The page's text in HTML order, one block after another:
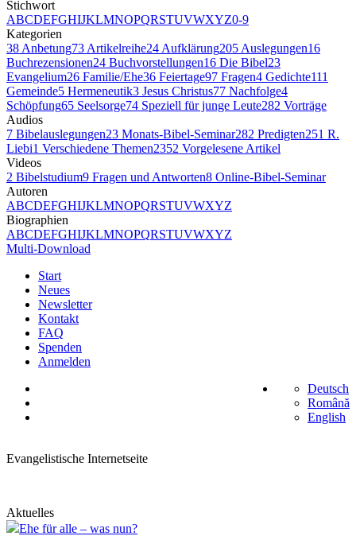
Stichwort
ABCDEFGHIJKLMNOPQRSTUVWXYZ0-9
Kategorien
38 Anbetung73 Artikelreihe24 Aufklärung205 Auslegungen16
Buchrezensionen24 Buchvorstellungen16 Die Bibel23
Evangelium26 Familie/Ehe36 Feiertage97 Fragen4 Gedichte111
Gemeinde5 Hermeneutik3 Jesus Christus77 Nachfolge4
Schöpfung65 Seelsorge74 Speziell für junge Leute282 Vorträge
Audios
7 Bibelauslegungen23 Monats-Bibel-Seminar282 Predigten251 R.
Liebi1 Verschiedene Themen2352 Vorgelesene Artikel
Videos
2 Bibelstudium9 Fragen und Antworten8 Online-Bibel-Seminar
Autoren
ABCDEFGHIJKLMNOPQRSTUVWXYZ
Biographien
ABCDEFGHIJKLMNOPQRSTUVWXYZ
Multi-Download
Start
Neues
Newsletter
Kontakt
FAQ
Spenden
Anmelden
Deutsch
Română
English
Evangelistische Internetseite
Aktuelles
Ehe für alle – was nun?